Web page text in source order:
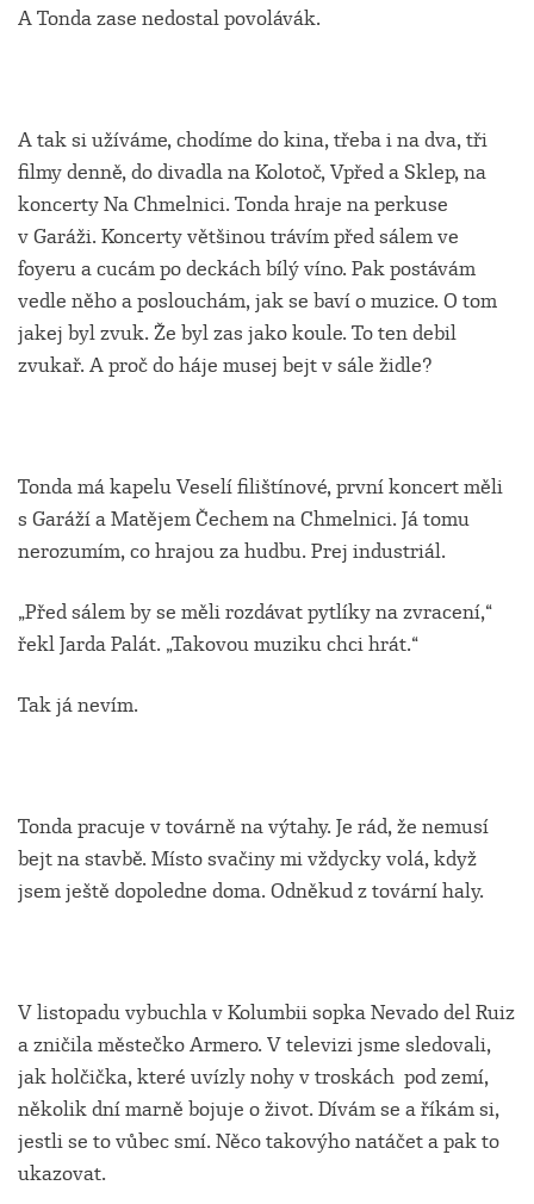
A Tonda zase nedostal povolávák.
A tak si užíváme, chodíme do kina, třeba i na dva, tři
filmy denně, do divadla na Kolotoč, Vpřed a Sklep, na
koncerty Na Chmelnici. Tonda hraje na perkuse
v Garáži. Koncerty většinou trávím před sálem ve
foyeru a cucám po deckách bílý víno. Pak postávám
vedle něho a poslouchám, jak se baví o muzice. O tom
jakej byl zvuk. Že byl zas jako koule. To ten debil
zvukař. A proč do háje musej bejt v sále židle?
Tonda má kapelu Veselí filištínové, první koncert měli
s Garáží a Matějem Čechem na Chmelnici. Já tomu
nerozumím, co hrajou za hudbu. Prej industriál.
„Před sálem by se měli rozdávat pytlíky na zvracení,“
řekl Jarda Palát. „Takovou muziku chci hrát.“
Tak já nevím.
Tonda pracuje v továrně na výtahy. Je rád, že nemusí
bejt na stavbě. Místo svačiny mi vždycky volá, když
jsem ještě dopoledne doma. Odněkud z tovární haly.
V listopadu vybuchla v Kolumbii sopka Nevado del Ruiz
a zničila městečko Armero. V televizi jsme sledovali,
jak holčička, které uvízly nohy v troskách pod zemí,
několik dní marně bojuje o život. Dívám se a říkám si,
jestli se to vůbec smí. Něco takovýho natáčet a pak to
ukazovat.